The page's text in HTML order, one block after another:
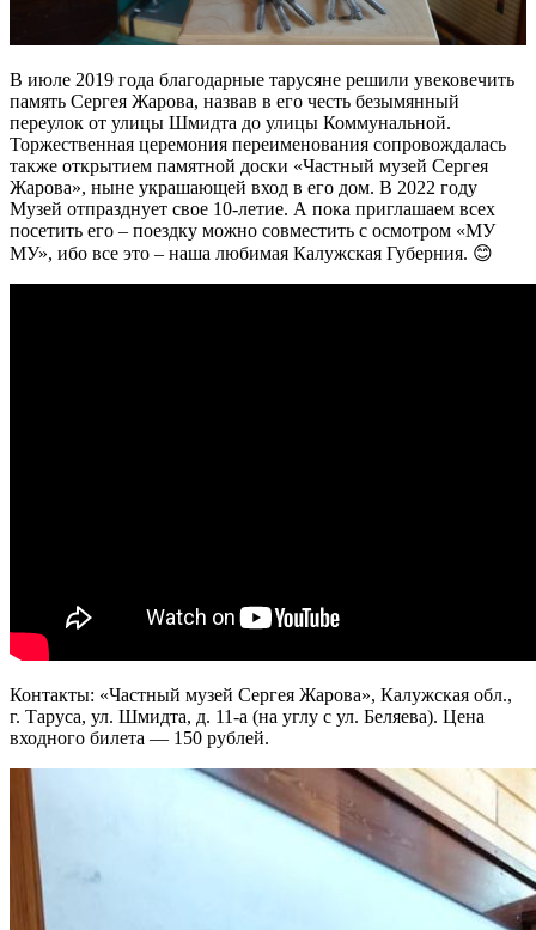
В июле 2019 года благодарные тарусяне решили увековечить
память Сергея Жарова, назвав в его честь безымянный
переулок от улицы Шмидта до улицы Коммунальной.
Торжественная церемония переименования сопровождалась
также открытием памятной доски «Частный музей Сергея
Жарова», ныне украшающей вход в его дом. В 2022 году
Музей отпразднует свое 10-летие. А пока приглашаем всех
посетить его – поездку можно совместить с осмотром «МУ
МУ», ибо все это – наша любимая Калужская Губерния. 😊
Контакты: «Частный музей Сергея Жарова», Калужская обл.,
г. Таруса, ул. Шмидта, д. 11-а (на углу с ул. Беляева). Цена
входного билета — 150 рублей.